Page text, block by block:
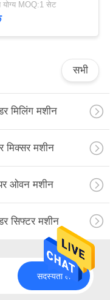
योग्य MOQ:1 सेट
सभी
मिलिंग मशीन
मिक्सर मशीन
ओवन मशीन
सिफ्टर मशीन
सदस्यता लें